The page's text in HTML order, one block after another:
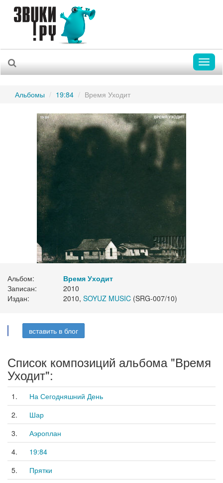
Альбомы 19:84 Время Уходит
Альбом:
Время Уходит
Записан:
2010
Издан:
2010, SOYUZ MUSIC (SRG-007/10)
вставить в блог
Список композиций альбома "Время
Уходит":
1.
На Сегодняшний День
2.
Шар
3.
Аэроплан
4.
19:84
5.
Прятки